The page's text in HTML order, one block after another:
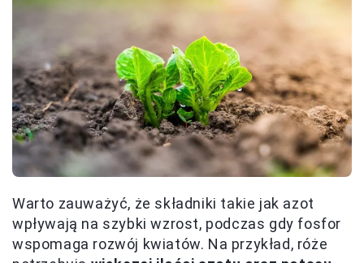
Warto zauważyć, że składniki takie jak azot
wpływają na szybki wzrost, podczas gdy fosfor
wspomaga rozwój kwiatów. Na przykład, róże